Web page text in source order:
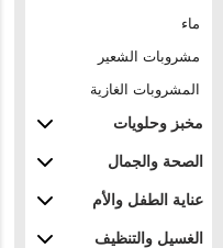
ماء
مشروبات الشعير
المشروبات الغازية
مخبز وحلويات
الصحة والجمال
عناية الطفل والأم
الغسيل والتنظيف